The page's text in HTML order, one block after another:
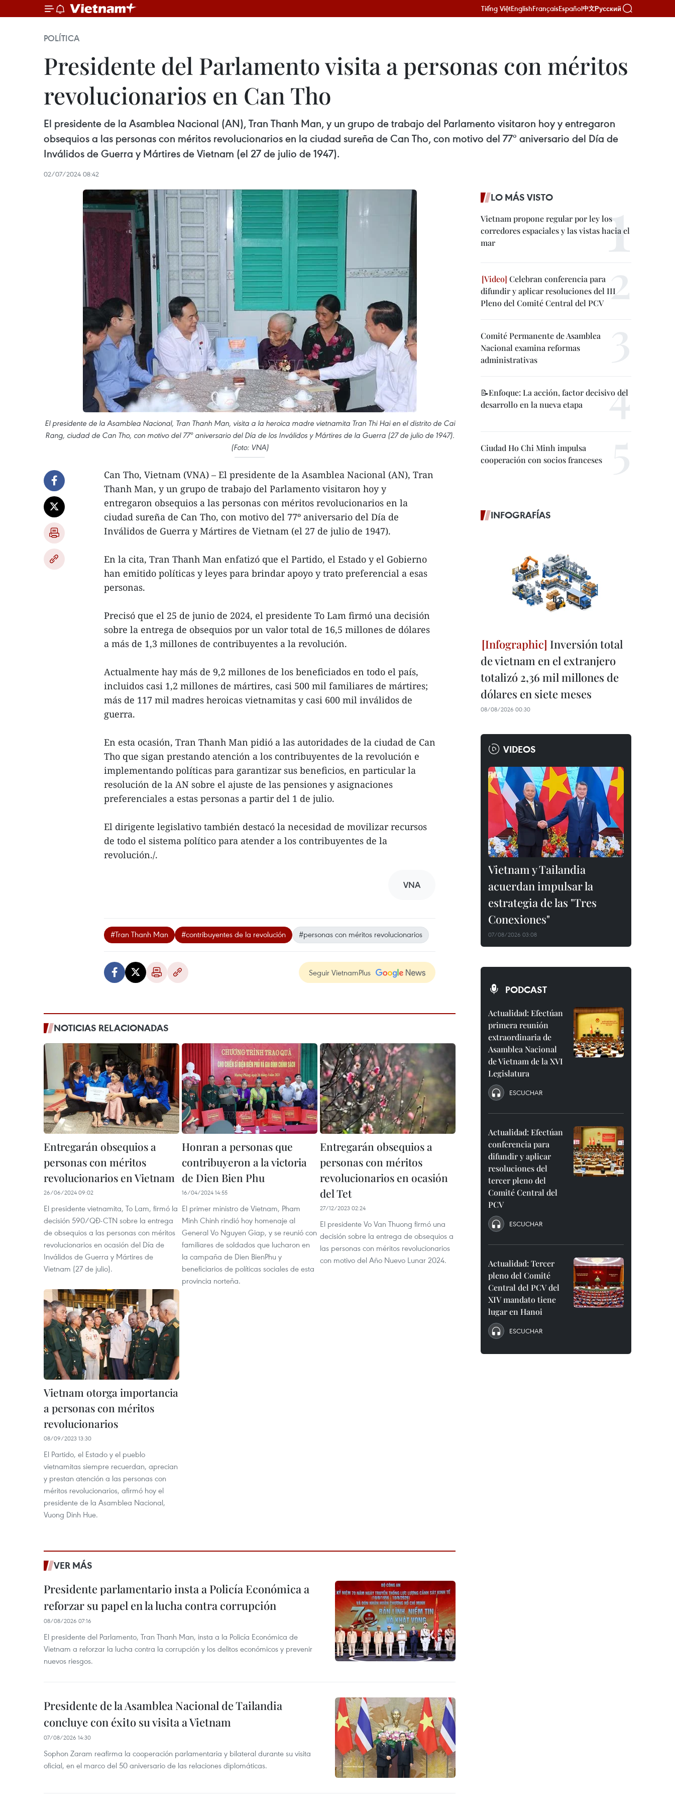
Tiếng ViệtEnglishFrançaisEspañol中文Русский
POLÍTICA
Presidente del Parlamento visita a personas con méritos
revolucionarios en Can Tho
El presidente de la Asamblea Nacional (AN), Tran Thanh Man, y un grupo de trabajo del Parlamento visitaron hoy y entregaron
obsequios a las personas con méritos revolucionarios en la ciudad sureña de Can Tho, con motivo del 77º aniversario del Día de
Inválidos de Guerra y Mártires de Vietnam (el 27 de julio de 1947).
02/07/2024 08:42
El presidente de la Asamblea Nacional, Tran Thanh Man, visita a la heroica madre vietnamita Tran Thi Hai en el distrito de Cai
Rang, ciudad de Can Tho, con motivo del 77º aniversario del Día de los Inválidos y Mártires de la Guerra (27 de julio de 1947).
(Foto: VNA)
Can Tho, Vietnam (VNA) – El presidente de la Asamblea Nacional (AN), Tran
Thanh Man, y un grupo de trabajo del Parlamento visitaron hoy y
entregaron obsequios a las personas con méritos revolucionarios en la
ciudad sureña de Can Tho, con motivo del 77º aniversario del Día de
Inválidos de Guerra y Mártires de Vietnam (el 27 de julio de 1947).
En la cita, Tran Thanh Man enfatizó que el Partido, el Estado y el Gobierno
han emitido políticas y leyes para brindar apoyo y trato preferencial a esas
personas.
Precisó que el 25 de junio de 2024, el presidente To Lam firmó una decisión
sobre la entrega de obsequios por un valor total de 16,5 millones de dólares
a más de 1,3 millones de contribuyentes a la revolución.
Actualmente hay más de 9,2 millones de los beneficiados en todo el país,
incluidos casi 1,2 millones de mártires, casi 500 mil familiares de mártires;
más de 117 mil madres heroicas vietnamitas y casi 600 mil inválidos de
guerra.
En esta ocasión, Tran Thanh Man pidió a las autoridades de la ciudad de Can
Tho que sigan prestando atención a los contribuyentes de la revolución e
implementando políticas para garantizar sus beneficios, en particular la
resolución de la AN sobre el ajuste de las pensiones y asignaciones
preferenciales a estas personas a partir del 1 de julio.
El dirigente legislativo también destacó la necesidad de movilizar recursos
de todo el sistema político para atender a los contribuyentes de la
revolución./.
VNA
#Tran Thanh Man #contribuyentes de la revolución #personas con méritos revolucionarios
Seguir VietnamPlus
NOTICIAS RELACIONADAS
Entregarán obsequios a
personas con méritos
revolucionarios en Vietnam
26/06/2024 09:02
El presidente vietnamita, To Lam, firmó la
decisión 590/QĐ-CTN sobre la entrega
de obsequios a las personas con méritos
revolucionarios en ocasión del Día de
Inválidos de Guerra y Mártires de
Vietnam (27 de julio).
Honran a personas que
contribuyeron a la victoria
de Dien Bien Phu
16/04/2024 14:55
El primer ministro de Vietnam, Pham
Minh Chinh rindió hoy homenaje al
General Vo Nguyen Giap, y se reunió con
familiares de soldados que lucharon en
la campaña de Dien BienPhu y
beneficiarios de políticas sociales de esta
provincia norteña.
Entregarán obsequios a
personas con méritos
revolucionarios en ocasión
del Tet
27/12/2023 02:24
El presidente Vo Van Thuong firmó una
decisión sobre la entrega de obsequios a
las personas con méritos revolucionarios
con motivo del Año Nuevo Lunar 2024.
Vietnam otorga importancia
a personas con méritos
revolucionarios
08/09/2023 13:30
El Partido, el Estado y el pueblo
vietnamitas siempre recuerdan, aprecian
y prestan atención a las personas con
méritos revolucionarios, afirmó hoy el
presidente de la Asamblea Nacional,
Vuong Dinh Hue.
VER MÁS
Presidente parlamentario insta a Policía Económica a
reforzar su papel en la lucha contra corrupción
08/08/2026 07:16
El presidente del Parlamento, Tran Thanh Man, insta a la Policía Económica de
Vietnam a reforzar la lucha contra la corrupción y los delitos económicos y prevenir
nuevos riesgos.
Presidente de la Asamblea Nacional de Tailandia
concluye con éxito su visita a Vietnam
07/08/2026 14:30
Sophon Zaram reafirma la cooperación parlamentaria y bilateral durante su visita
oficial, en el marco del 50 aniversario de las relaciones diplomáticas.
LO MÁS VISTO
Vietnam propone regular por ley los
corredores espaciales y las vistas hacia el
mar
Celebran conferencia para
difundir y aplicar resoluciones del III
Pleno del Comité Central del PCV
Comité Permanente de Asamblea
Nacional examina reformas
administrativas
📝Enfoque: La acción, factor decisivo del
desarrollo en la nueva etapa
Ciudad Ho Chi Minh impulsa
cooperación con socios franceses
INFOGRAFÍAS
Inversión total
de vietnam en el extranjero
totalizó 2,36 mil millones de
dólares en siete meses
08/08/2026 00:30
VIDEOS
Vietnam y Tailandia
acuerdan impulsar la
estrategia de las "Tres
Conexiones"
07/08/2026 03:08
PODCAST
Actualidad: Efectúan
primera reunión
extraordinaria de
Asamblea Nacional
de Vietnam de la XVI
Legislatura
ESCUCHAR
Actualidad: Efectúan
conferencia para
difundir y aplicar
resoluciones del
tercer pleno del
Comité Central del
PCV
ESCUCHAR
Actualidad: Tercer
pleno del Comité
Central del PCV del
XIV mandato tiene
lugar en Hanoi
ESCUCHAR